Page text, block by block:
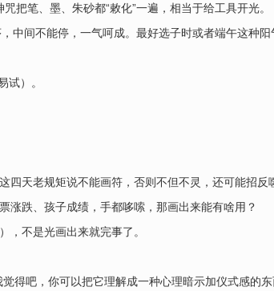
把笔、墨、朱砂都“敕化”一遍，相当于给工具开光。
间不能停，一气呵成。最好选子时或者端午这种阳
试）。
天老规矩说不能画符，否则不但不灵，还可能招反
涨跌、孩子成绩，手都哆嗦，那画出来能有啥用？
，不是光画出来就完事了。
得吧，你可以把它理解成一种心理暗示加仪式感的